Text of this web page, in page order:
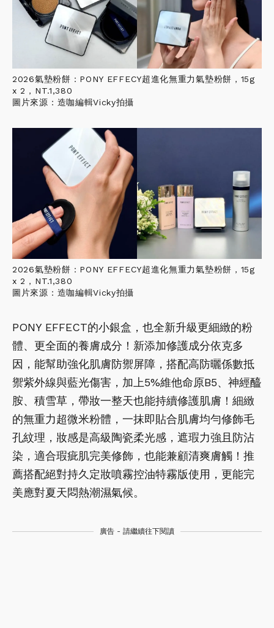
2026氣墊粉餅：PONY EFFECY超進化無重力氣墊粉餅，15g
x 2，NT.1,380
圖片來源：造咖編輯Vicky拍攝
2026氣墊粉餅：PONY EFFECY超進化無重力氣墊粉餅，15g
x 2，NT.1,380
圖片來源：造咖編輯Vicky拍攝
PONY EFFECT的小銀盒，也全新升級更細緻的粉
體、更全面的養膚成分！新添加修護成分依克多
因，能幫助強化肌膚防禦屏障，搭配高防曬係數抵
禦紫外線與藍光傷害，加上5%維他命原B5、神經醯
胺、積雪草，帶妝一整天也能持續修護肌膚！細緻
的無重力超微米粉體，一抹即貼合肌膚均勻修飾毛
孔紋理，妝感是高級陶瓷柔光感，遮瑕力強且防沾
染，適合瑕疵肌完美修飾，也能兼顧清爽膚觸！推
薦搭配絕對持久定妝噴霧控油特霧版使用，更能完
美應對夏天悶熱潮濕氣候。
廣告 - 請繼續往下閱讀